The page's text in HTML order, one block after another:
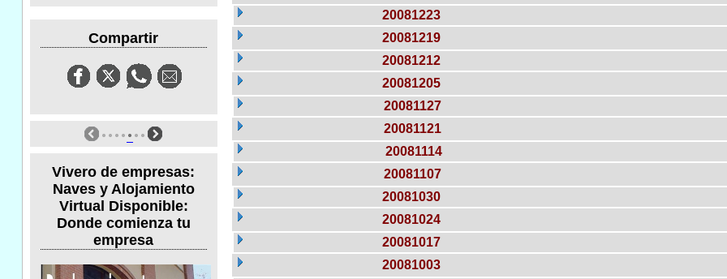
Compartir
Vivero de empresas:
Naves y Alojamiento
Virtual Disponible:
Donde comienza tu
empresa
20081223
20081219
20081212
20081205
20081127
20081121
20081114
20081107
20081030
20081024
20081017
20081003